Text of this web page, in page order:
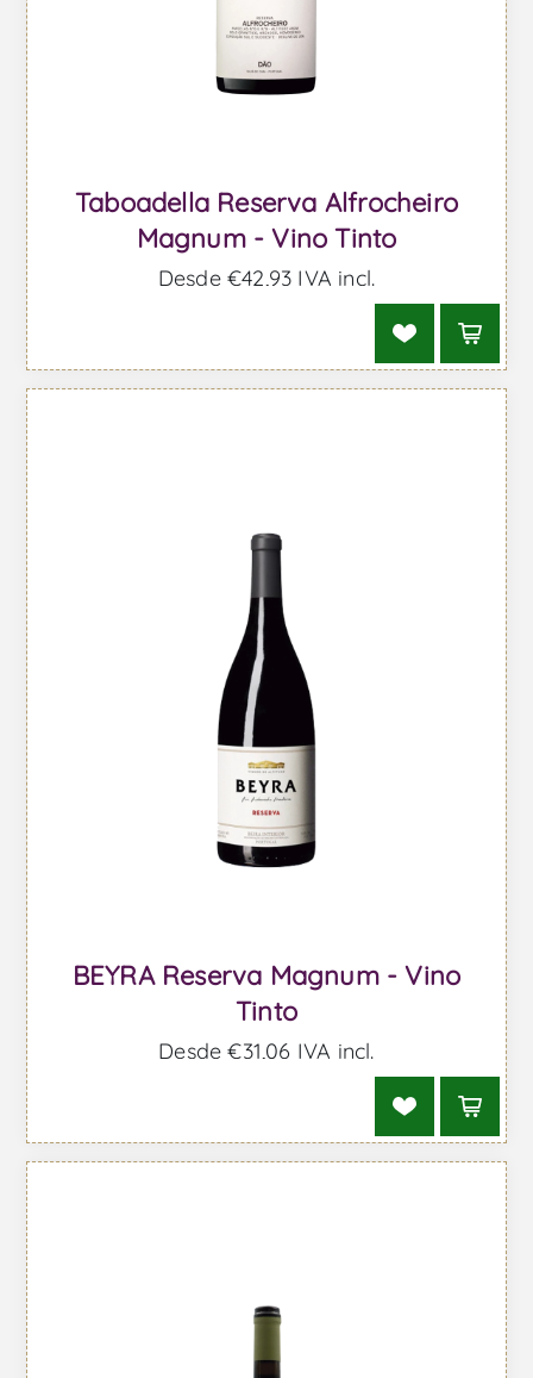
Taboadella Reserva Alfrocheiro
Magnum - Vino Tinto
Desde €42,93 IVA incl.
BEYRA Reserva Magnum - Vino
Tinto
Desde €31,06 IVA incl.